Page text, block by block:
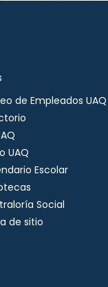
de Empleados UAQ
UAQ
Escolar
Social
de sitio